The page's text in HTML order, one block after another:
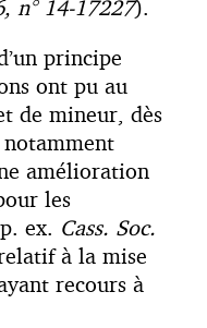
n° 14-17227).
principe
ont pu au
de mineur, dès
amélioration
les
ex. Cass. Soc.
à la mise
recours à